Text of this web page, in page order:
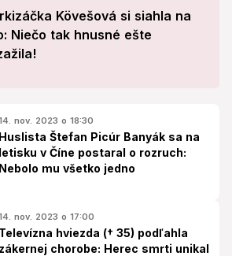
Kövešová si siahla na
Niečo tak hnusné ešte
nov. 2023 o 18:30
Huslista Štefan Picúr Banyák sa na
letisku v Číne postaral o rozruch:
Nebolo mu všetko jedno
nov. 2023 o 17:00
Televízna hviezda († 35) podľahla
zákernej chorobe: Herec smrti unikal